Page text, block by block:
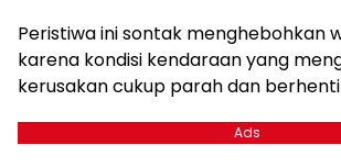
Peristiwa ini sontak menghebohkan
karena kondisi kendaraan yang
kerusakan cukup parah dan
Ads